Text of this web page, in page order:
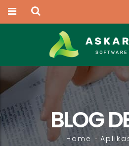
BLOG
Home -